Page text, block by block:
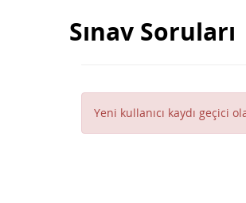
Sınav Soruları
Yeni kullanıcı kaydı geçici